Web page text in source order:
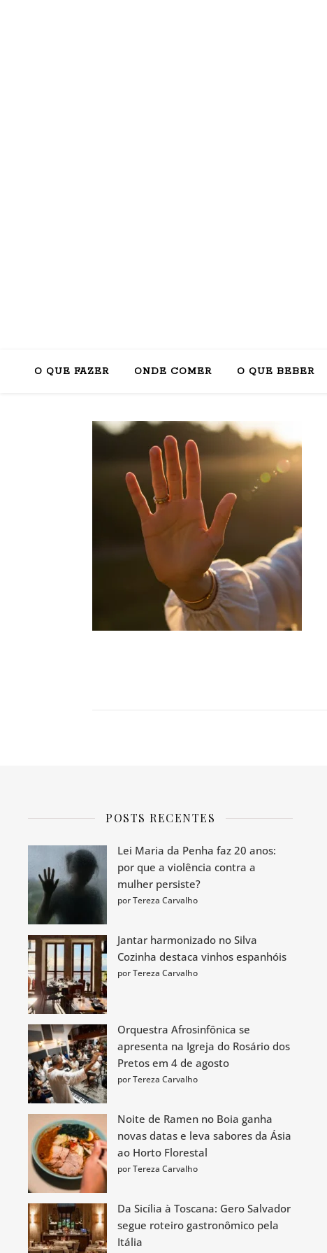
O QUE FAZER ONDE COMER O QUE BEBER
POSTS RECENTES
Lei Maria da Penha faz 20 anos:
por que a violência contra a
mulher persiste?
por Tereza Carvalho
Jantar harmonizado no Silva
Cozinha destaca vinhos espanhóis
por Tereza Carvalho
Orquestra Afrosinfônica se
apresenta na Igreja do Rosário dos
Pretos em 4 de agosto
por Tereza Carvalho
Noite de Ramen no Boia ganha
novas datas e leva sabores da Ásia
ao Horto Florestal
por Tereza Carvalho
Da Sicília à Toscana: Gero Salvador
segue roteiro gastronômico pela
Itália